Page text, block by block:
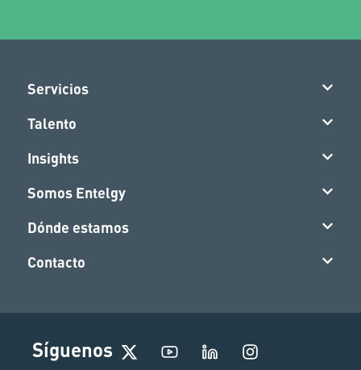
Servicios
Talento
Insights
Somos Entelgy
Dónde estamos
Contacto
Síguenos
I
n